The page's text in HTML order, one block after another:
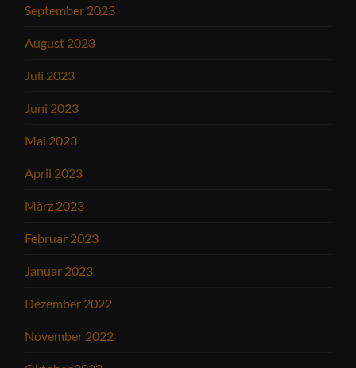
September 2023
August 2023
Juli 2023
Juni 2023
Mai 2023
April 2023
März 2023
Februar 2023
Januar 2023
Dezember 2022
November 2022